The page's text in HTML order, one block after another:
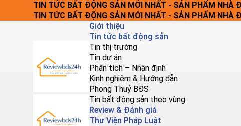
TIN TỨC BẤT ĐỘNG SẢN MỚI NHẤT - SẢN PHẨM NHÀ
TIN TỨC BẤT ĐỘNG SẢN MỚI NHẤT - SẢN PHẨM NHÀ
Giới thiệu
Tin tức bất động sản
Tin thị trường
Tin dự án
Phân tích – Nhận định
Kinh nghiệm & Hướng dẫn
Phong Thuỷ BĐS
Tin bất động sản theo vùng
Review & Đánh giá
Thư Viện Pháp Luật